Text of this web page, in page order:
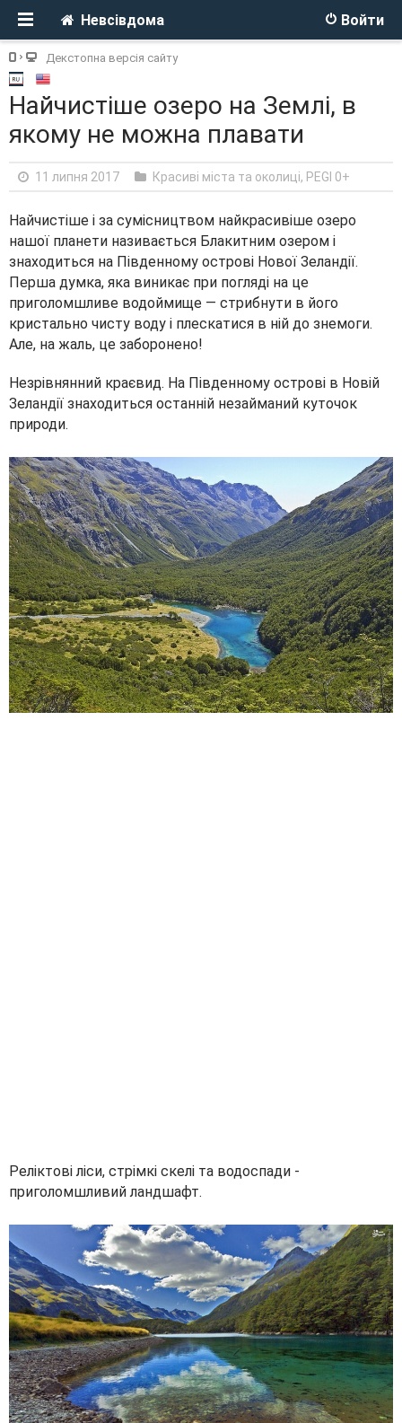
Войти
Невсівдома
Декстопна версія сайту
Найчистіше озеро на Землі, в
якому не можна плавати
11 липня 2017 Красиві міста та околиці, PEGI 0+
Найчистіше і за сумісництвом найкрасивіше озеро
нашої планети називається Блакитним озером і
знаходиться на Південному острові Нової Зеландії.
Перша думка, яка виникає при погляді на це
приголомшливе водоймище — стрибнути в його
кристально чисту воду і плескатися в ній до знемоги.
Але, на жаль, це заборонено!
Незрівнянний краєвид. На Південному острові в Новій
Зеландії знаходиться останній незайманий куточок
природи.
Реліктові ліси, стрімкі скелі та водоспади -
приголомшливий ландшафт.